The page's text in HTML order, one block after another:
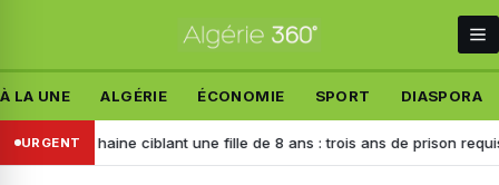
À LA UNE ALGÉRIE ÉCONOMIE SPORT DIASPORA
URGENT
de haine ciblant une fille de 8 ans : trois ans de prison requis contre